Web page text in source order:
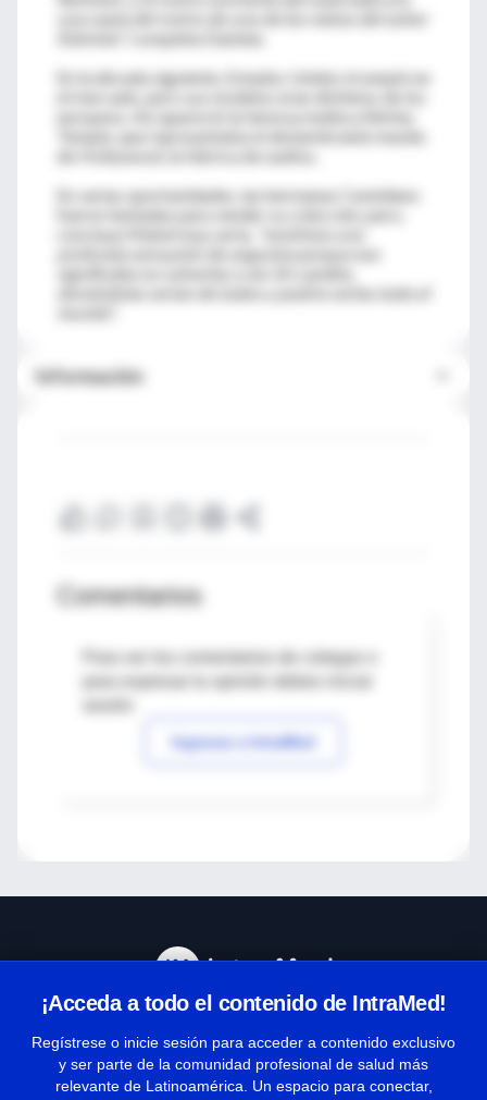
una copia del rostro de uno de los nietos del señor
En la década siguiente, Estados Unidos irrumpió en
En varias oportunidades, las hermanas Castellano
profunda sensación de angustia porque eso
donándolas serían de todos y podría verlas todo el
Información
Comentarios
Para ver los comentarios de colegas o
Ingresar a IntraMed
¡Acceda a todo el contenido de IntraMed!
Regístrese o inicie sesión para acceder a contenido exclusivo
y ser parte de la comunidad profesional de salud más
relevante de Latinoamérica. Un espacio para conectar,